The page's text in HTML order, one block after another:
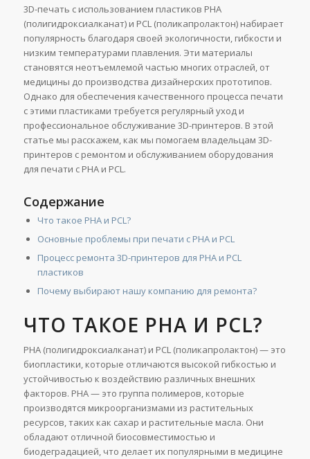
3D-печать с использованием пластиков PHA
(полигидроксиалканат) и PCL (поликапролактон) набирает
популярность благодаря своей экологичности, гибкости и
низким температурами плавления. Эти материалы
становятся неотъемлемой частью многих отраслей, от
медицины до производства дизайнерских прототипов.
Однако для обеспечения качественного процесса печати
с этими пластиками требуется регулярный уход и
профессиональное обслуживание 3D-принтеров. В этой
статье мы расскажем, как мы помогаем владельцам 3D-
принтеров с ремонтом и обслуживанием оборудования
для печати с PHA и PCL.
Содержание
Что такое PHA и PCL?
Основные проблемы при печати с PHA и PCL
Процесс ремонта 3D-принтеров для PHA и PCL
пластиков
Почему выбирают нашу компанию для ремонта?
ЧТО ТАКОЕ PHA И PCL?
PHA (полигидроксиалканат) и PCL (поликапролактон) — это
биопластики, которые отличаются высокой гибкостью и
устойчивостью к воздействию различных внешних
факторов. PHA — это группа полимеров, которые
производятся микроорганизмами из растительных
ресурсов, таких как сахар и растительные масла. Они
обладают отличной биосовместимостью и
биодеградацией, что делает их популярными в медицине